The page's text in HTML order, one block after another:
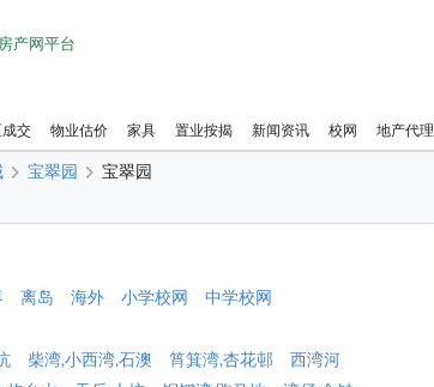
产网平台
交 物业估价 家具 置业按揭 新闻资讯 校网 地产代理
宝翠园 宝翠园
离岛 海外 小学校网
中学校网
柴湾,小西湾,石澳 筲箕湾,杏花邨
西湾河